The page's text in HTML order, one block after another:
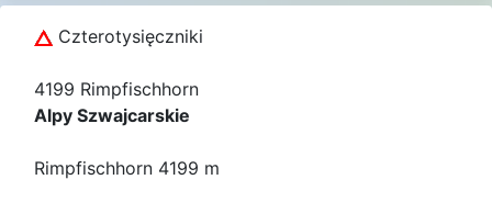
Czterotysięczniki
4199 Rimpfischhorn
Alpy Szwajcarskie
Rimpfischhorn 4199 m